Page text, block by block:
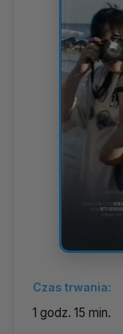
Czas trwania:
1 godz. 15 min.